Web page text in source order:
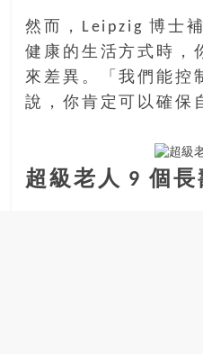
然而，Leipzig 博士
健康的生活方式時，
來差異。「我們能控
說，你肯定可以確保
超級老人 9 個長